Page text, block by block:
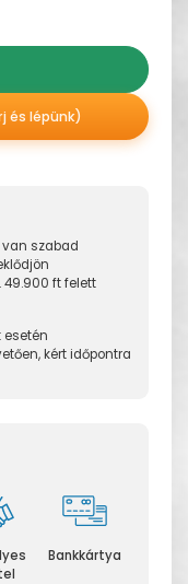
és lépünk)
szabad
ft felett
esetén
kért időpontra
Bankkártya